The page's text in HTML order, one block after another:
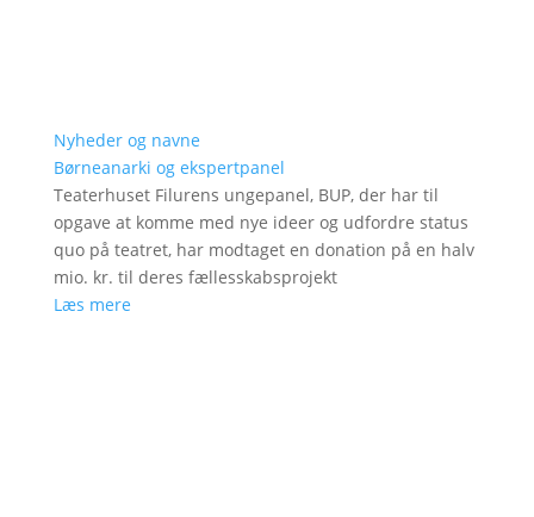
Nyheder og navne
Børneanarki og ekspertpanel
Teaterhuset Filurens ungepanel, BUP, der har til
opgave at komme med nye ideer og udfordre status
quo på teatret, har modtaget en donation på en halv
mio. kr. til deres fællesskabsprojekt
Læs mere